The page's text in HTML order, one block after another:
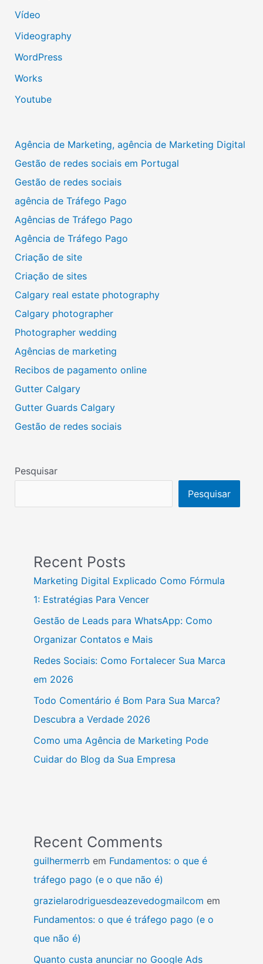
Vídeo
Videography
WordPress
Works
Youtube
Agência de Marketing, agência de Marketing Digital
Gestão de redes sociais em Portugal
Gestão de redes sociais
agência de Tráfego Pago
Agências de Tráfego Pago
Agência de Tráfego Pago
Criação de site
Criação de sites
Calgary real estate photography
Calgary photographer
Photographer wedding
Agências de marketing
Recibos de pagamento online
Gutter Calgary
Gutter Guards Calgary
Gestão de redes sociais
Pesquisar
Pesquisar
Recent Posts
Marketing Digital Explicado Como Fórmula
1: Estratégias Para Vencer
Gestão de Leads para WhatsApp: Como
Organizar Contatos e Mais
Redes Sociais: Como Fortalecer Sua Marca
em 2026
Todo Comentário é Bom Para Sua Marca?
Descubra a Verdade 2026
Como uma Agência de Marketing Pode
Cuidar do Blog da Sua Empresa
Recent Comments
guilhermerrb em Fundamentos: o que é
tráfego pago (e o que não é)
grazielarodriguesdeazevedogmailcom em
Fundamentos: o que é tráfego pago (e o
que não é)
Quanto custa anunciar no Google Ads